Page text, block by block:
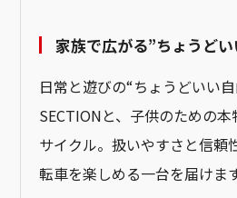
家族で広がる”ちょうど
日常と遊びの“ちょうどいい
SECTIONと、子供のための
サイクル。扱いやすさと信頼
転車を楽しめる一台を届けます